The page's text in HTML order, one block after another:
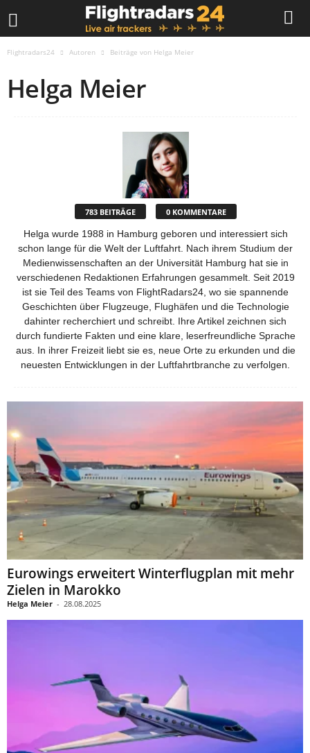
Flightradars24 Autoren Beiträge von Helga Meier
Helga Meier
783 BEITRÄGE 0 KOMMENTARE
Helga wurde 1988 in Hamburg geboren und interessiert sich
schon lange für die Welt der Luftfahrt. Nach ihrem Studium der
Medienwissenschaften an der Universität Hamburg hat sie in
verschiedenen Redaktionen Erfahrungen gesammelt. Seit 2019
ist sie Teil des Teams von FlightRadars24, wo sie spannende
Geschichten über Flugzeuge, Flughäfen und die Technologie
dahinter recherchiert und schreibt. Ihre Artikel zeichnen sich
durch fundierte Fakten und eine klare, leserfreundliche Sprache
aus. In ihrer Freizeit liebt sie es, neue Orte zu erkunden und die
neuesten Entwicklungen in der Luftfahrtbranche zu verfolgen.
Eurowings erweitert Winterflugplan mit mehr
Zielen in Marokko
Helga Meier - 28.08.2025